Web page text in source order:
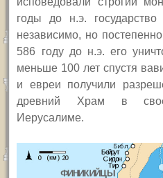
годы до н.э.
независимо, но
586 году до н.э. его
меньше 100 лет спустя
и евреи получили
древний Храм в
Иерусалиме.